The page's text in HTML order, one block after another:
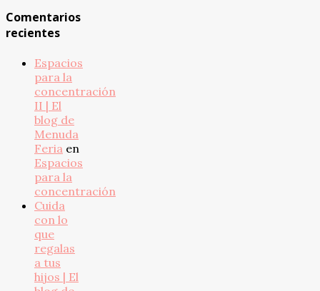
Comentarios
recientes
Espacios
para la
concentración
II | El
blog de
Menuda
Feria en
Espacios
para la
concentración
Cuida
con lo
que
regalas
a tus
hijos | El